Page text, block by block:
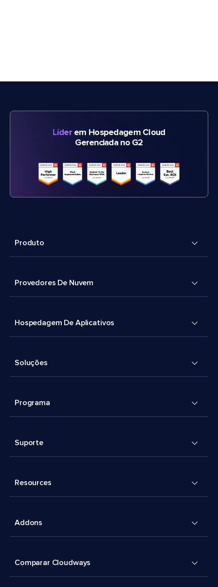
Líderem Hospedagem Cloud
Gerenciada no G2
Produto
Provedores De Nuvem
Hospedagem De Aplicativos
Soluções
Programa
Suporte
Resources
Addons
Comparar Cloudways